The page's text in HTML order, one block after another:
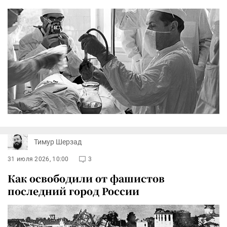
Тимур Шерзад
31 июля 2026, 10:00 3
Как освободили от фашистов
последний город России